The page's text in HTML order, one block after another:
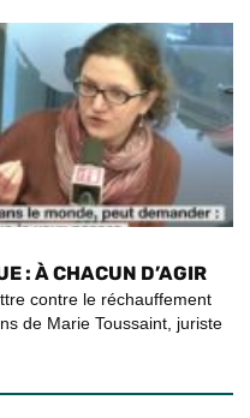
: À CHACUN D’AGIR
contre le réchauffement
de Marie Toussaint, juriste